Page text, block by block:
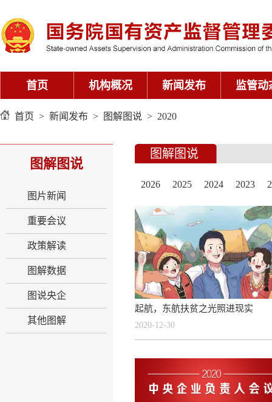
首页 机构概况 新闻发布 监管动
首页 > 新闻发布 > 图解图说 > 2020
图解图说
图片新闻
重要会议
政策解读
图解数据
图说央企
其他图解
图解图说
2026 2025 2024 2023
起航，东航扶贫之光照进现实
2020-12-30